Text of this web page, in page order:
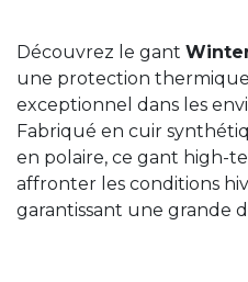
Découvrez le gant
une protection
exceptionnel dans les
Fabriqué en cuir
en polaire, ce gant high-
affronter les conditions
garantissant une grande